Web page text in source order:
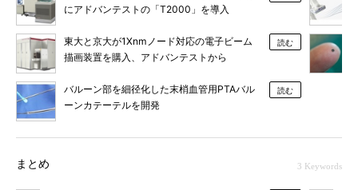
にアドバンテストの「T2000」を導入
東大と京大が1Xnmノード対応の電子ビーム
描画装置を購入、アドバンテストから
読む
バルーン部を細径化した末梢血管用PTAバル
ーンカテーテルを開発
読む
まとめ 3 Keywords